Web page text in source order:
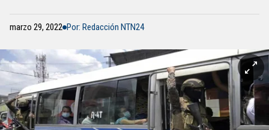
marzo 29, 2022 Por: Redacción NTN24